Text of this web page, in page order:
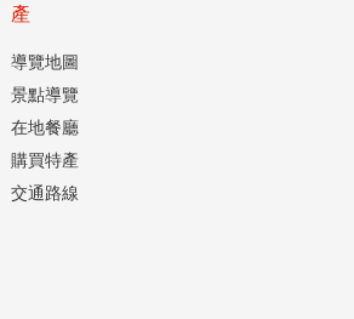
產
導覽地圖
景點導覽
在地餐廳
購買特產
交通路線